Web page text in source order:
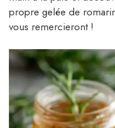
propre gelée de
vous remercieront !